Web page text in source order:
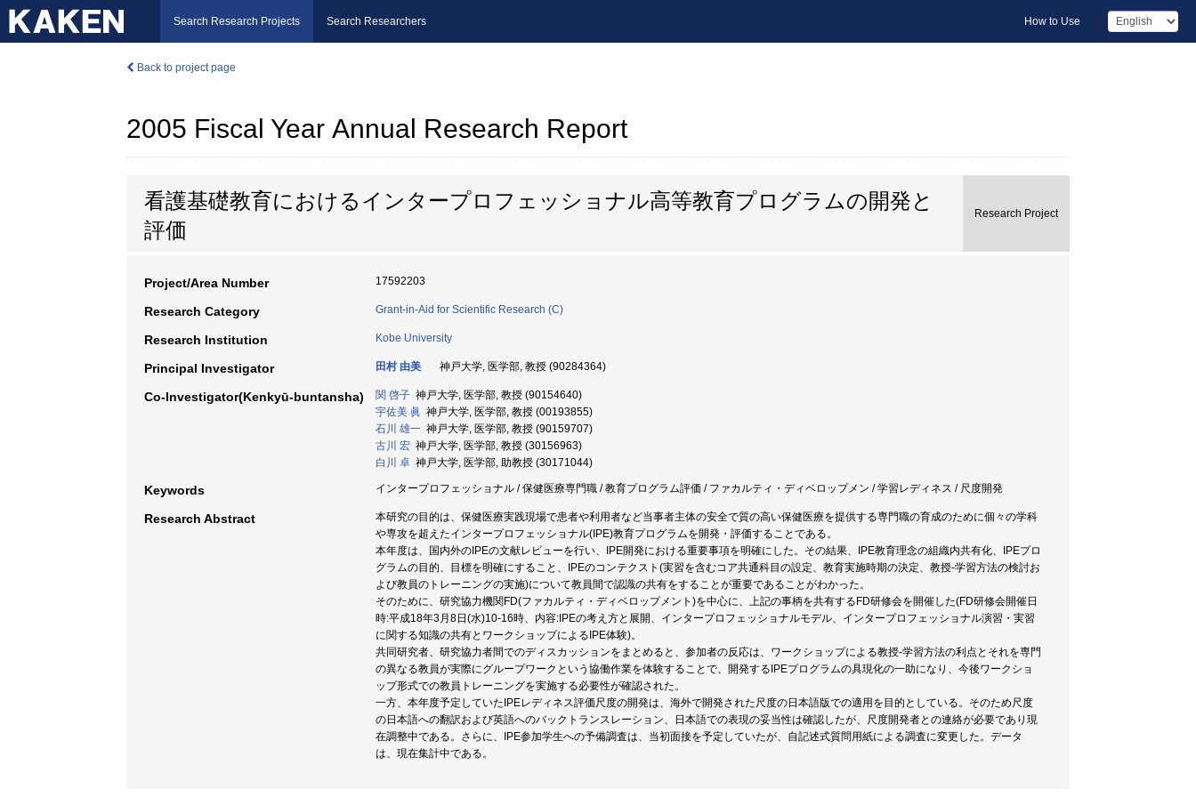
Search Research Projects Search Researchers How to Use
Back to project page
2005 Fiscal Year Annual Research Report
看護基礎教育におけるインタープロフェッショナル高等教育プログラムの開発と
評価
Research Project
Project/Area Number 17592203
Research Category Grant-in-Aid for Scientific Research (C)
Research Institution Kobe University
Principal Investigator 田村 由美 神戸大学, 医学部, 教授 (90284364)
Co-Investigator(Kenkyū-buntansha) 関 啓子 神戸大学, 医学部, 教授 (90154640)
宇佐美 眞 神戸大学, 医学部, 教授 (00193855)
石川 雄一 神戸大学, 医学部, 教授 (90159707)
古川 宏 神戸大学, 医学部, 教授 (30156963)
白川 卓 神戸大学, 医学部, 助教授 (30171044)
Keywords インタープロフェッショナル / 保健医療専門職 / 教育プログラム評価 / ファカルティ・ディベロップメン / 学習レディネス / 尺度開発
Research Abstract
本研究の目的は、保健医療実践現場で患者や利用者など当事者主体の安全で質の高い保健医療を提供する専門職の育成のために個々の学科
や専攻を超えたインタープロフェッショナル(IPE)教育プログラムを開発・評価することである。
本年度は、国内外のIPEの文献レビューを行い、IPE開発における重要事項を明確にした。その結果、IPE教育理念の組織内共有化、IPEプロ
グラムの目的、目標を明確にすること、IPEのコンテクスト(実習を含むコア共通科目の設定、教育実施時期の決定、教授-学習方法の検討お
よび教員のトレーニングの実施)について教員間で認識の共有をすることが重要であることがわかった。
そのために、研究協力機関FD(ファカルティ・ディベロップメント)を中心に、上記の事柄を共有するFD研修会を開催した(FD研修会開催日
時:平成18年3月8日(水)10-16時、内容:IPEの考え方と展開、インタープロフェッショナルモデル、インタープロフェッショナル演習・実習
に関する知識の共有とワークショップによるIPE体験)。
共同研究者、研究協力者間でのディスカッションをまとめると、参加者の反応は、ワークショップによる教授-学習方法の利点とそれを専門
の異なる教員が実際にグループワークという協働作業を体験することで、開発するIPEプログラムの具現化の一助になり、今後ワークショ
ップ形式での教員トレーニングを実施する必要性が確認された。
一方、本年度予定していたIPEレディネス評価尺度の開発は、海外で開発された尺度の日本語版での適用を目的としている。そのため尺度
の日本語への翻訳および英語へのバックトランスレーション、日本語での表現の妥当性は確認したが、尺度開発者との連絡が必要であり現
在調整中である。さらに、IPE参加学生への予備調査は、当初面接を予定していたが、自記述式質問用紙による調査に変更した。データ
は、現在集計中である。